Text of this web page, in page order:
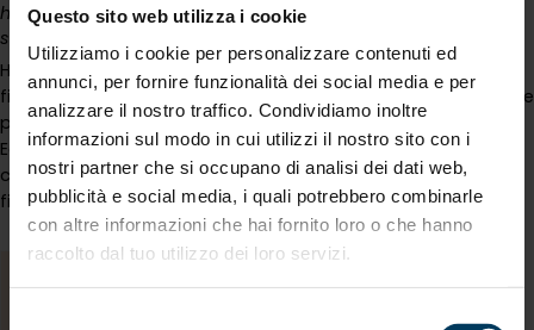
Questo sito web utilizza i cookie
Utilizziamo i cookie per personalizzare contenuti ed
annunci, per fornire funzionalità dei social media e per
analizzare il nostro traffico. Condividiamo inoltre
informazioni sul modo in cui utilizzi il nostro sito con i
nostri partner che si occupano di analisi dei dati web,
pubblicità e social media, i quali potrebbero combinarle
con altre informazioni che hai fornito loro o che hanno
raccolto dal tuo utilizzo dei loro servizi.
https://www.atlanteconsulting.it/it-ww/dati-imprese-e-
sostenibilita-atlante-porta-in-fiera-losservatorio-esg.aspx
Highlights > Dati, imprese e sostenibilità
- Atlante porta in
fiera l’Osservatorio ESG Dati, imprese e
sostenibilità- Atlante
porta in fiera l’Osservatorio ESG 21/10/2025 Atlante Group a
Ecomondo 2025: lasostenibilità si misura, si analizza e si
costruisce con i dati Dal 4 al 7 novembre 2025, il quartiere
fieristico di Rimini [...]